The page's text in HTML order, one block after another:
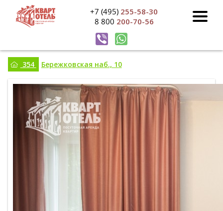
+7 (495) 255-58-30
8 800 200-70-56
354 Бережковская наб., 10